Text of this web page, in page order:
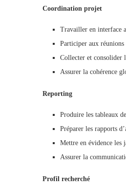
Coordination projet
Travailler en interface
Participer aux
Collecter et consolider
Assurer la cohérence
Reporting
Produire les tableaux
Préparer les rapports
Mettre en évidence les
Assurer la
Profil recherché